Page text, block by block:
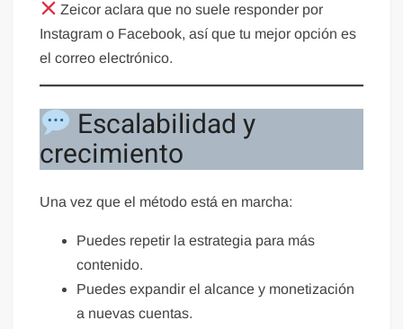
Zeicor aclara que no suele responder por
Instagram o Facebook, así que tu mejor opción es
el correo electrónico.
Escalabilidad y
crecimiento
Una vez que el método está en marcha:
Puedes repetir la estrategia para más
contenido.
Puedes expandir el alcance y monetización
a nuevas cuentas.